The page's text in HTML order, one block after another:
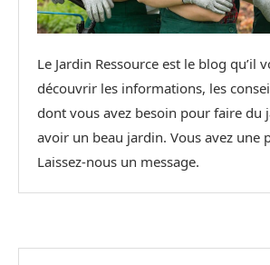
Le Jardin Ressource est le blog qu’il
découvrir les informations, les
dont vous avez besoin pour faire du
avoir un beau jardin. Vous avez une
Laissez-nous un message.